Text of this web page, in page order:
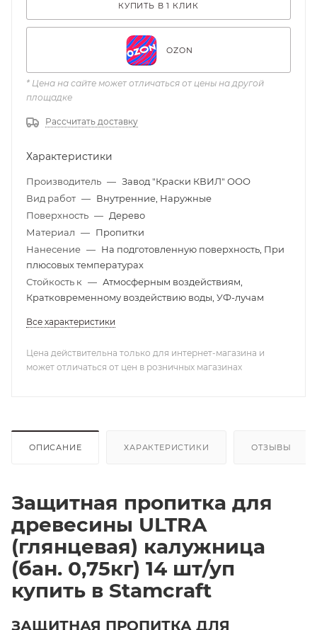
КУПИТЬ В 1 КЛИК
OZON
* Цена на сайте может отличаться от цены на другой
площадке
Рассчитать доставку
Характеристики
Производитель — Завод "Краски КВИЛ" ООО
Вид работ — Внутренние, Наружные
Поверхность — Дерево
Материал — Пропитки
Нанесение — На подготовленную поверхность, При
плюсовых температурах
Стойкость к — Атмосферным воздействиям,
Кратковременному воздействию воды, УФ-лучам
Все характеристики
Цена действительна только для интернет-магазина и
может отличаться от цен в розничных магазинах
ОПИСАНИЕ ХАРАКТЕРИСТИКИ ОТЗЫВЫ
Защитная пропитка для
древесины ULTRA
(глянцевая) калужница
(бан. 0,75кг) 14 шт/уп
купить в Stamcraft
ЗАЩИТНАЯ ПРОПИТКА ДЛЯ